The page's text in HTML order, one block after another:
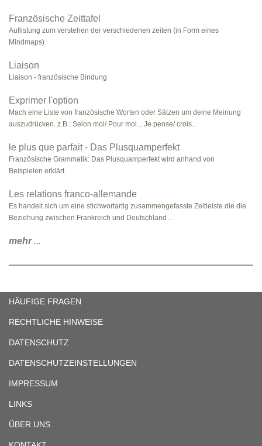
Französische Zeittafel
Auflistung zum verstehen der verschiedenen zeiten (in Form eines
Mindmaps)
Liaison
Liaison - französische Bindung
Exprimer l'option
Mach eine Liste von französische Worten oder Sätzen um deine Meinung
auszudrücken. z.B.: Selon moi/ Pour moi... Je pense/ crois..
le plus que parfait - Das Plusquamperfekt
Französische Grammatik: Das Plusquamperfekt wird anhand von
Beispielen erklärt.
Les relations franco-allemande
Es handelt sich um eine stichwortartig zusammengefasste Zeitleiste die die
Beziehung zwischen Frankreich und Deutschland ..
mehr...
HÄUFIGE FRAGEN
RECHTLICHE HINWEISE
DATENSCHUTZ
DATENSCHUTZEINSTELLUNGEN
IMPRESSUM
LINKS
ÜBER UNS